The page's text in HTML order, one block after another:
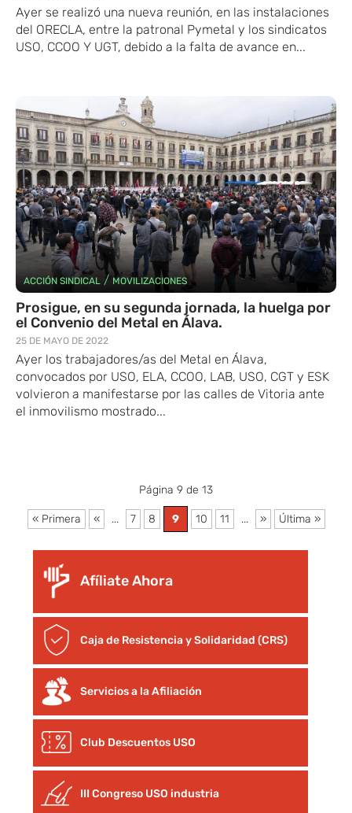
Ayer se realizó una nueva reunión, en las instalaciones
del ORECLA, entre la patronal Pymetal y los sindicatos
USO, CCOO Y UGT, debido a la falta de avance en...
ACCIÓN SINDICAL / MOVILIZACIONES
Prosigue, en su segunda jornada, la huelga por
el Convenio del Metal en Álava.
25 DE MAYO DE 2022
Ayer los trabajadores/as del Metal en Álava,
convocados por USO, ELA, CCOO, LAB, USO, CGT y ESK
volvieron a manifestarse por las calles de Vitoria ante
el inmovilismo mostrado...
Página 9 de 13
« Primera « ... 7 8 9 10 11 ... » Última »
Afíliate Ahora
Caja de Resistencia y Solidaridad (CRS)
Servicios a la Afiliación
Club Descuentos USO
III Congreso USO industria